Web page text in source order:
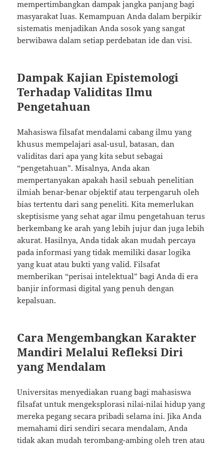
mempertimbangkan dampak jangka panjang bagi
masyarakat luas. Kemampuan Anda dalam berpikir
sistematis menjadikan Anda sosok yang sangat
berwibawa dalam setiap perdebatan ide dan visi.
Dampak Kajian Epistemologi
Terhadap Validitas Ilmu
Pengetahuan
Mahasiswa filsafat mendalami cabang ilmu yang
khusus mempelajari asal-usul, batasan, dan
validitas dari apa yang kita sebut sebagai
“pengetahuan”. Misalnya, Anda akan
mempertanyakan apakah hasil sebuah penelitian
ilmiah benar-benar objektif atau terpengaruh oleh
bias tertentu dari sang peneliti. Kita memerlukan
skeptisisme yang sehat agar ilmu pengetahuan terus
berkembang ke arah yang lebih jujur dan juga lebih
akurat. Hasilnya, Anda tidak akan mudah percaya
pada informasi yang tidak memiliki dasar logika
yang kuat atau bukti yang valid. Filsafat
memberikan “perisai intelektual” bagi Anda di era
banjir informasi digital yang penuh dengan
kepalsuan.
Cara Mengembangkan Karakter
Mandiri Melalui Refleksi Diri
yang Mendalam
Universitas menyediakan ruang bagi mahasiswa
filsafat untuk mengeksplorasi nilai-nilai hidup yang
mereka pegang secara pribadi selama ini. Jika Anda
memahami diri sendiri secara mendalam, Anda
tidak akan mudah terombang-ambing oleh tren atau